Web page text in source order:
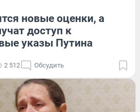
новые оценки, а
доступ к
указы Путина
2 512 Обсудить